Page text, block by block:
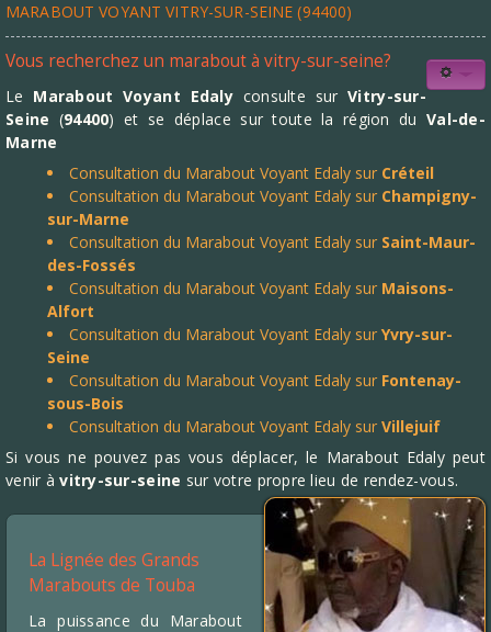
MARABOUT VOYANT VITRY-SUR-SEINE (94400)
Vous recherchez un marabout à vitry-sur-seine?
Le Marabout Voyant Edaly consulte surVitry-sur-
Seine (94400) et se déplace sur toute la région du Val-de-
Marne
Consultation du Marabout Voyant Edaly sur Créteil
Consultation du Marabout Voyant Edaly sur Champigny-
sur-Marne
Consultation du Marabout Voyant Edaly sur Saint-Maur-
des-Fossés
Consultation du Marabout Voyant Edaly sur Maisons-
Alfort
Consultation du Marabout Voyant Edaly sur Yvry-sur-
Seine
Consultation du Marabout Voyant Edaly sur Fontenay-
sous-Bois
Consultation du Marabout Voyant Edaly sur Villejuif
Si vous ne pouvez pas vous déplacer, le Marabout Edaly peut
venir àvitry-sur-seine sur votre propre lieu de rendez-vous.
La Lignée des Grands
Marabouts de Touba
La puissance du Marabout